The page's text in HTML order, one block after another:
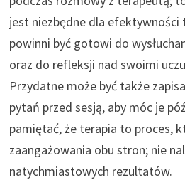
jest niezbędne dla efektywności
powinni być gotowi do
oraz do refleksji nad swoimi
Przydatne może być także
pytań przed sesją, aby móc je
pamiętać, że terapia to proces,
zaangażowania obu stron; nie
natychmiastowych rezultatów.